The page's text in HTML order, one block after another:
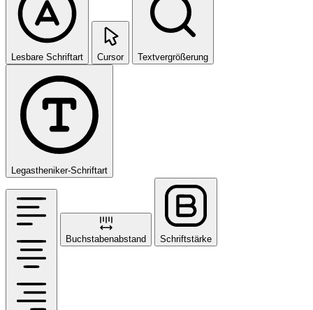
Lesbare Schriftart Cursor Textvergrößerung
Legastheniker-Schriftart
Buchstabenabstand Schriftstärke